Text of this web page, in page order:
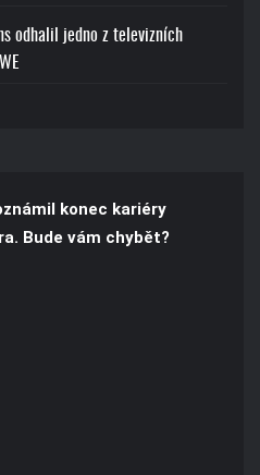
odhalil jedno z televizních
konec kariéry
Bude vám chybět?